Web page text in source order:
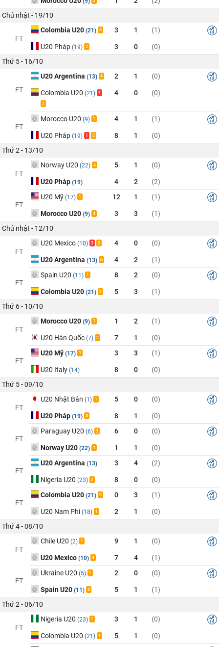
Chủ nhật - 19/10
FT
Colombia U20 (21) 4 3 1 (1)
U20 Pháp (19) 2 3 0
(0)
Thứ 5 - 16/10
FT
U20 Argentina (13) 4 2 1 (0)
Colombia U20 (21) 1
2
4 0 (0)
FT
Morocco U20 (9) 1 4 1 (1)
U20 Pháp (19) 1 2 8 1
(0)
Thứ 2 - 13/10
FT
Norway U20 (22) 4 5 1 (0)
U20 Pháp (19) 4 2 (2)
FT
U20 Mỹ (17) 1 12 1 (1)
Morocco U20 (9) 3 3 3
(1)
Chủ nhật - 12/10
FT
U20 Mexico (10) 3 5 4 0 (0)
U20 Argentina (13) 6 4 2 (1)
FT
Spain U20 (11) 1 8 2 (0)
Colombia U20 (21) 2 5 3
(1)
Thứ 6 - 10/10
FT
Morocco U20 (9) 1 1 2 (1)
U20 Hàn Quốc (7) 2 7 1 (0)
FT
U20 Mỹ (17) 1 3 3 (1)
U20 Italy (14) 8 0
(0)
Thứ 5 - 09/10
FT
U20 Nhật Bản (1) 1 5 0 (0)
U20 Pháp (19) 3 8 1 (0)
FT
Paraguay U20 (6) 3 6 0 (0)
Norway U20 (22) 1 1 1 (0)
FT
U20 Argentina (13) 3 4 (2)
Nigeria U20 (23) 2 8 0 (0)
FT
Colombia U20 (21) 4 0 3 (1)
U20 Nam Phi (18) 1 2 1
(0)
Thứ 4 - 08/10
FT
Chile U20 (2) 1 9 1 (0)
U20 Mexico (10) 4 7 4 (1)
FT
Ukraine U20 (5) 1 2 0 (0)
Spain U20 (11) 2 5 1
(1)
Thứ 2 - 06/10
FT
Nigeria U20 (23) 1 3 1 (0)
Colombia U20 (21) 1 5 1
(0)